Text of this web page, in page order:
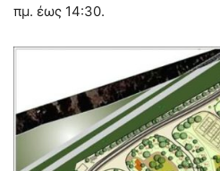
πμ. έως 14:30.